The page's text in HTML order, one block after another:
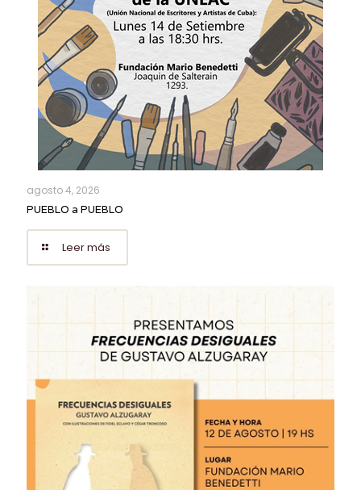
agosto 4, 2026
PUEBLO a PUEBLO
Leer más